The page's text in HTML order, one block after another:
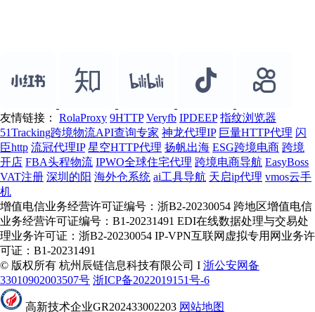
友情链接： RolaProxy 9HTTP Veryfb IPDEEP 指纹浏览器
51Tracking跨境物流API查询专家 神龙代理IP 巨量HTTP代理 闪
臣http 流冠代理IP 星空HTTP代理 扬帆出海 ESG跨境电商 跨境
开店 FBA头程物流 IPWO全球住宅代理 跨境电商导航 EasyBoss
VAT注册 深圳的阳 海外仓系统 ai工具导航 天启ip代理 vmos云手
机
增值电信业务经营许可证编号：浙B2-20230054 跨地区增值电信
业务经营许可证编号：B1-20231491 EDI在线数据处理与交易处
理业务许可证：浙B2-20230054 IP-VPN互联网虚拟专用网业务许
可证：B1-20231491
© 版权所有 杭州辰链信息科技有限公司 I 浙公安网备
33010902003507号 浙ICP备2022019151号-6
高新技术企业GR202433002203 网站地图